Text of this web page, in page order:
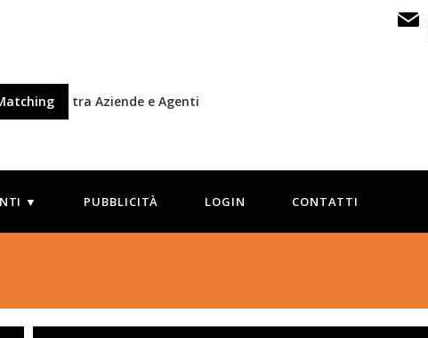
tra Aziende e Agenti
▼ PUBBLICITÀ LOGIN CONTATTI